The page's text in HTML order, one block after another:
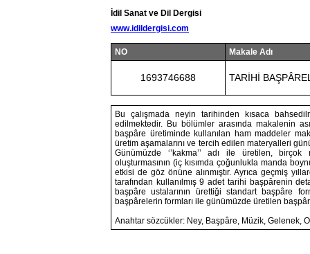
İdil Sanat ve Dil Dergisi
www.idildergisi.com
NO Makale Adı
1693746688 TARİHİ
Bu çalışmada neyin tarihinden kısaca
edilmektedir. Bu bölümler arasında makalenin
başpâre üretiminde kullanılan ham maddeler
üretim aşamalarını ve tercih edilen materyalleri
Günümüzde ‘’kakma’’ adı ile üretilen,
oluşturmasının (iç kısımda çoğunlukla manda
etkisi de göz önüne alınmıştır. Ayrıca geçmiş
tarafından kullanılmış 9 adet tarihi başpârenin
başpâre ustalarının ürettiği standart başpâre
başpârelerin formları ile günümüzde üretilen
Anahtar sözcükler: Ney, Başpâre, Müzik, Gelenek,